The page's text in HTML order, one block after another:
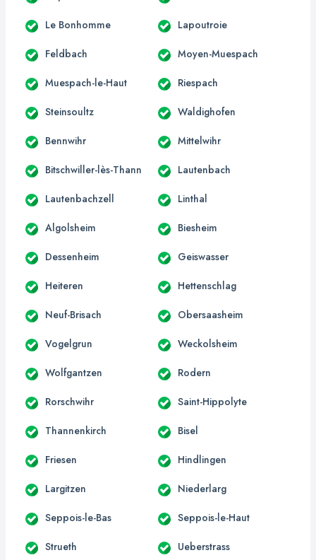
Le Bonhomme Lapoutroie
Feldbach Moyen-Muespach
Muespach-le-Haut Riespach
Steinsoultz Waldighofen
Bennwihr Mittelwihr
Bitschwiller-lès-Thann Lautenbach
Lautenbachzell Linthal
Algolsheim Biesheim
Dessenheim Geiswasser
Heiteren Hettenschlag
Neuf-Brisach Obersaasheim
Vogelgrun Weckolsheim
Wolfgantzen Rodern
Rorschwihr Saint-Hippolyte
Thannenkirch Bisel
Friesen Hindlingen
Largitzen Niederlarg
Seppois-le-Bas Seppois-le-Haut
Strueth Ueberstrass